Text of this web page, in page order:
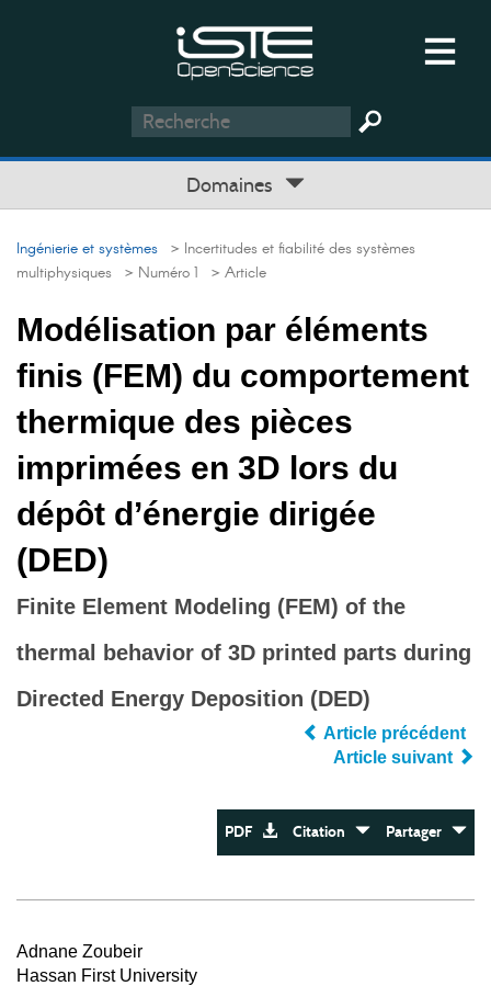
Domaines
Ingénierie et systèmes > Incertitudes et fiabilité des systèmes
multiphysiques > Numéro 1 > Article
Modélisation par éléments
finis (FEM) du comportement
thermique des pièces
imprimées en 3D lors du
dépôt d’énergie dirigée
(DED)
Finite Element Modeling (FEM) of the
thermal behavior of 3D printed parts during
Directed Energy Deposition (DED)
Article précédent
Article suivant
PDF Citation Partager
Adnane Zoubeir
Hassan First University